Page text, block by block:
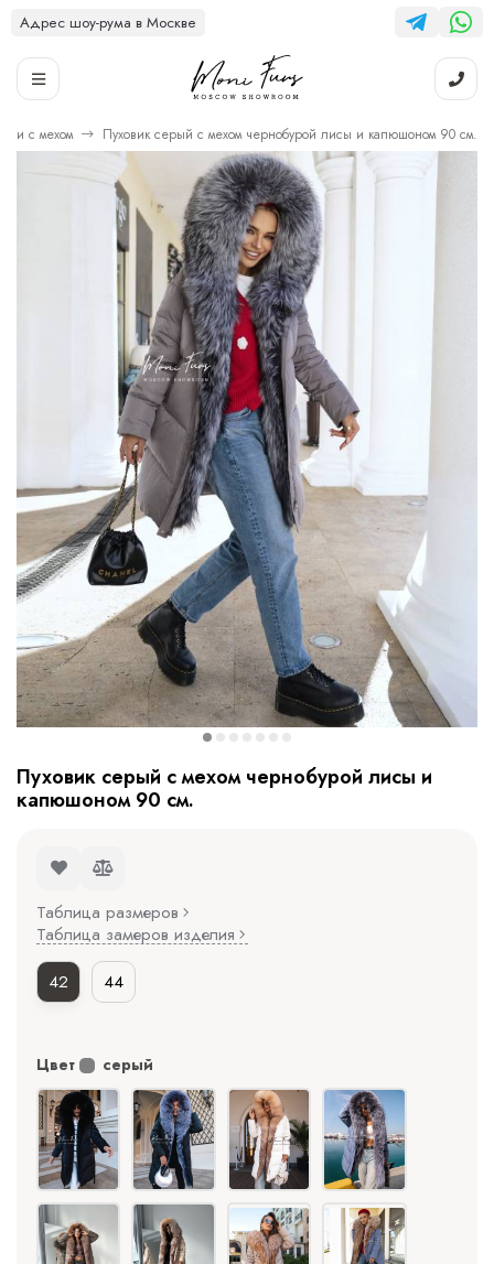
Адрес шоу-рума в Москве
с мехом Пуховик серый с мехом чернобурой лисы и капюшоном 90 см.
Пуховик серый с мехом чернобурой лисы и
капюшоном 90 см.
Таблица размеров
Таблица замеров изделия
42
44
Цвет серый